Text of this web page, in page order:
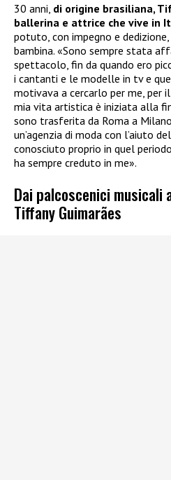
30 anni, di origine brasiliana,
ballerina e attrice che vive in
potuto, con impegno e
bambina. «Sono sempre stata
spettacolo, fin da quando ero
i cantanti e le modelle in tv e
motivava a cercarlo per me, per
mia vita artistica è iniziata alla
sono trasferita da Roma a
un’agenzia di moda con l’aiuto
conosciuto proprio in quel
ha sempre creduto in me».
Dai palcoscenici musicali
Tiffany Guimarães